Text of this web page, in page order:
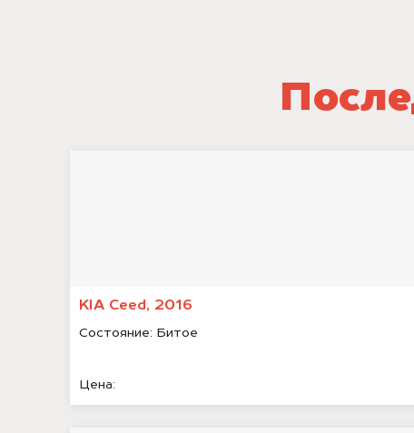
KIA Ceed, 2016
Состояние: Битое
Цена: